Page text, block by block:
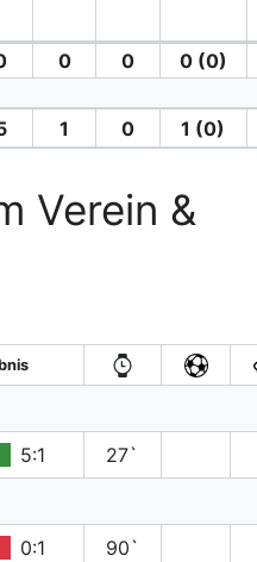
0 0 0 (0)
1 0 1 (0)
Verein &
5:1
27`
0:1 90`